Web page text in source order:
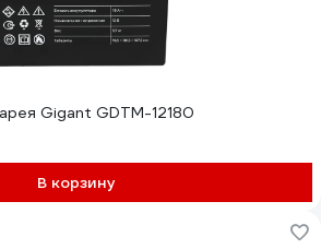
Gigant GDTM-12180
В корзину